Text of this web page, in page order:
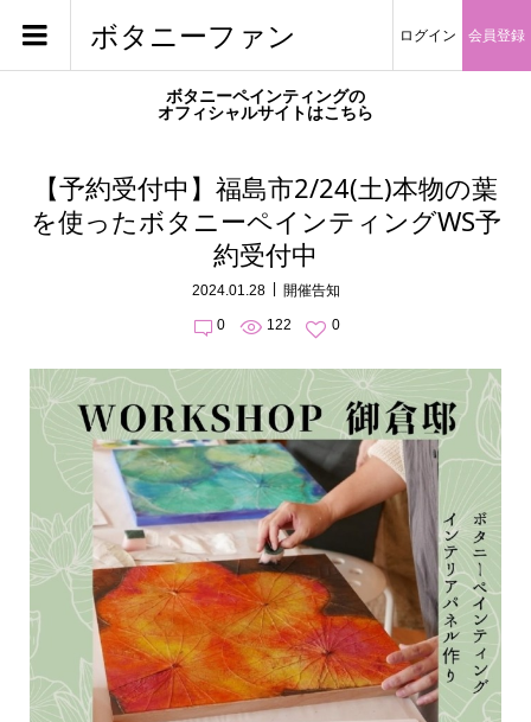
ボタニーファン ログイン 会員登録
ボタニーペインティングの
オフィシャルサイトはこちら
【予約受付中】福島市2/24(土)本物の葉
を使ったボタニーペインティングWS予
約受付中
2024.01.28 開催告知
0 122 0